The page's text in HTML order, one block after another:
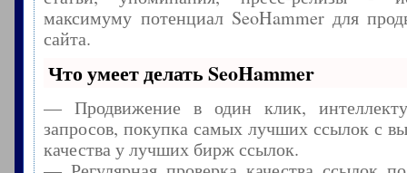
максимуму потенциал SeoHammer для
сайта.
Что умеет делать SeoHammer
— Продвижение в один клик,
запросов, покупка самых лучших ссылок с
качества у лучших бирж ссылок.